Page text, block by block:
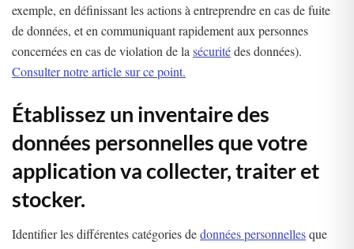
exemple, en définissant les actions à entreprendre en cas de fuite
de données, et en communiquant rapidement aux personnes
concernées en cas de violation de la sécuritédes données).
Consulter notre article sur ce point.
Établissez un inventaire des
données personnelles que votre
application va collecter, traiter et
stocker.
Identifier les différentes catégories dedonnées personnellesque